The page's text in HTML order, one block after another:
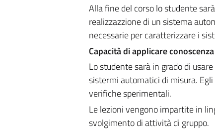
Alla fine del corso lo studente
realizzazzione di un sistema
necessarie per caratterizzare i
Capacità di applicare
Lo studente sarà in grado di
sistermi automatici di misura.
verifiche sperimentali.
Le lezioni vengono impartite in
svolgimento di attività di gruppo.